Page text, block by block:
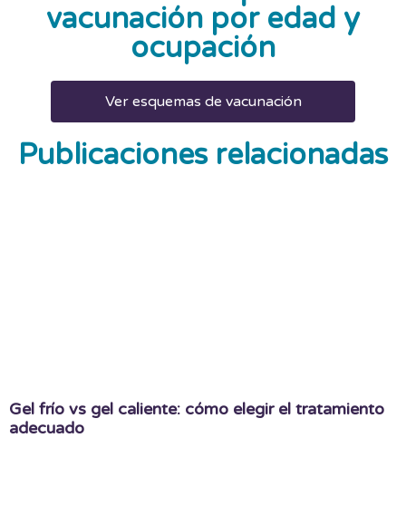
vacunación por edad y
ocupación
Ver esquemas de vacunación
Publicaciones relacionadas
Gel frío vs gel caliente: cómo elegir el tratamiento
adecuado